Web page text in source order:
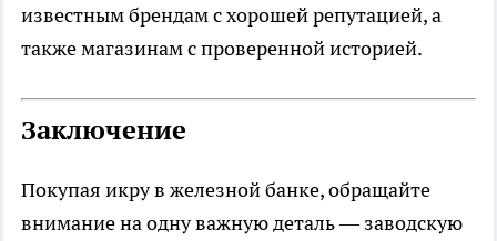
известным брендам с хорошей репутацией, а
также магазинам с проверенной историей.
Заключение
Покупая икру в железной банке, обращайте
внимание на одну важную деталь — заводскую